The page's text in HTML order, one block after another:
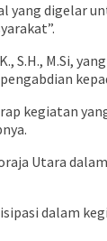
digelar
S.H., M.Si,
kegiatan
Utara
dalam